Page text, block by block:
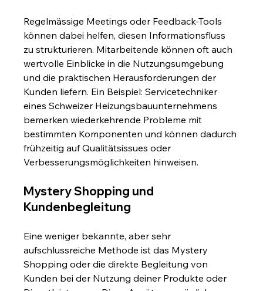
Regelmässige Meetings oder Feedback-Tools
können dabei helfen, diesen Informationsfluss
zu strukturieren. Mitarbeitende können oft auch
wertvolle Einblicke in die Nutzungsumgebung
und die praktischen Herausforderungen der
Kunden liefern. Ein Beispiel: Servicetechniker
eines Schweizer Heizungsbauunternehmens
bemerken wiederkehrende Probleme mit
bestimmten Komponenten und können dadurch
frühzeitig auf Qualitätsissues oder
Verbesserungsmöglichkeiten hinweisen.
Mystery Shopping und
Kundenbegleitung
Eine weniger bekannte, aber sehr
aufschlussreiche Methode ist das Mystery
Shopping oder die direkte Begleitung von
Kunden bei der Nutzung deiner Produkte oder